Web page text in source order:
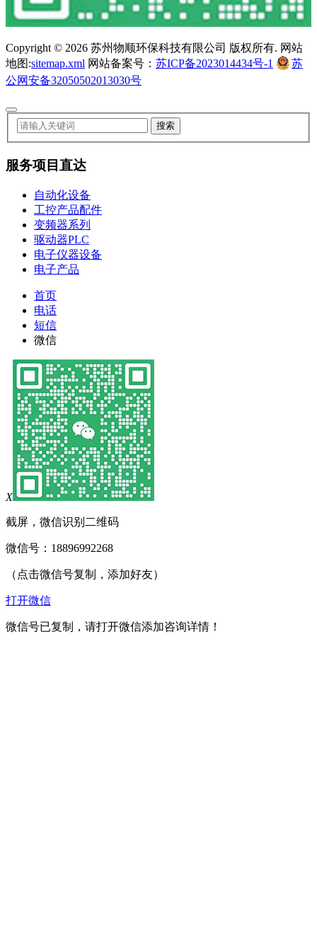
Copyright © 2026 苏州物顺环保科技有限公司 版权所有. 网站
地图:sitemap.xml 网站备案号： 苏ICP备2023014434号-1
苏
公网安备32050502013030号
服务项目直达
自动化设备
工控产品配件
变频器系列
驱动器PLC
电子仪器设备
电子产品
首页
电话
短信
微信
X
截屏，微信识别二维码
微信号： 18896992268
（点击微信号复制，添加好友）
打开微信
微信号已复制，请打开微信添加咨询详情！